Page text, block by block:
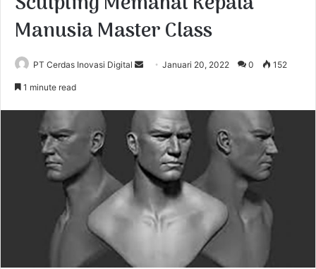
Manusia Master Class
PT Cerdas Inovasi Digital
d
a
e
m
Januari 20, 2022 0 152
1 minute read